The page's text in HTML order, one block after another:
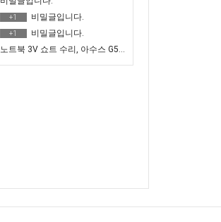
+1 비밀글입니다.
+1 비밀글입니다.
노트북 3V 쇼트 수리, 아수스 G513QR 전원 안 켜짐